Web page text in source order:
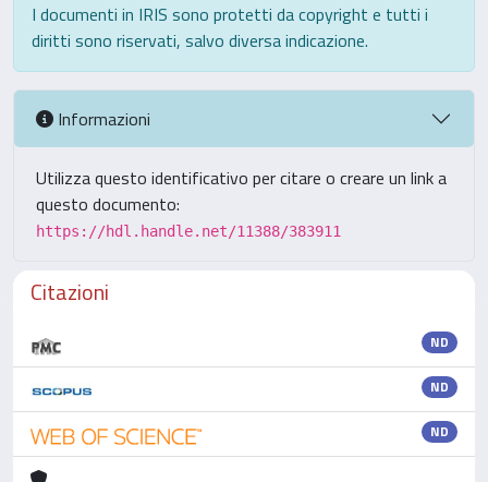
I documenti in IRIS sono protetti da copyright e tutti i
diritti sono riservati, salvo diversa indicazione.
Informazioni
Utilizza questo identificativo per citare o creare un link a
questo documento:
https://hdl.handle.net/11388/383911
Citazioni
ND
ND
ND